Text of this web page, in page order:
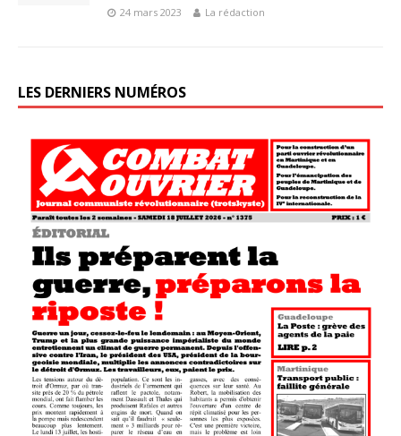
24 mars 2023 La rédaction
LES DERNIERS NUMÉROS